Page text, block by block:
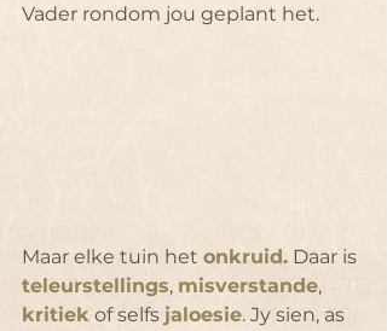
Vader rondom jou geplant het.
Maar elke tuin het onkruid. Daar is
teleurstellings, misverstande,
kritiek of selfs jaloesie. Jy sien, as